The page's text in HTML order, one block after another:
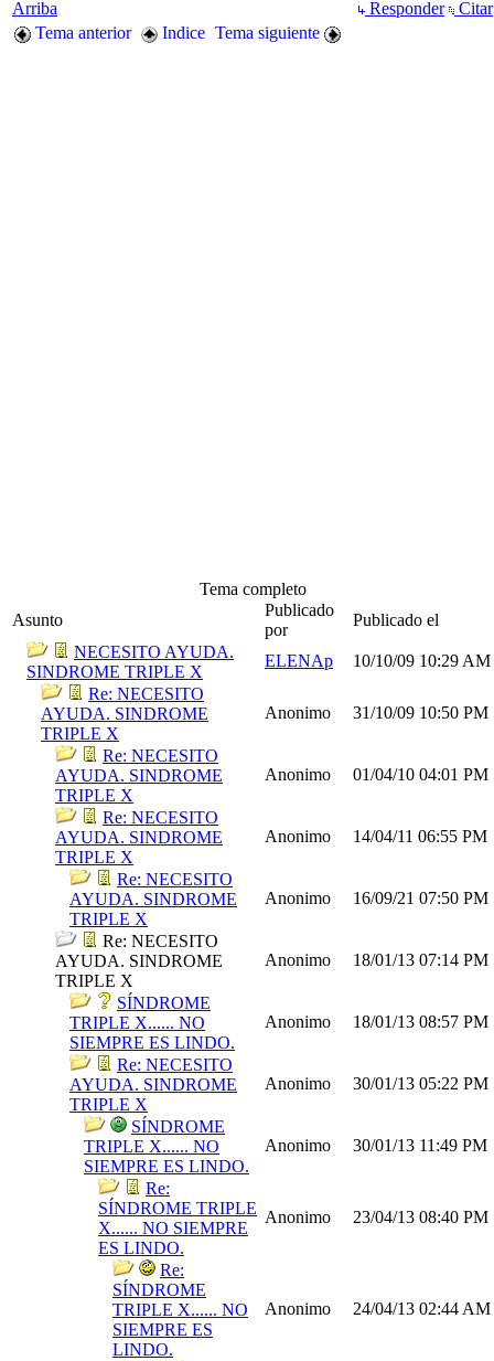
Arriba Responder
Citar
Tema anterior
Indice Tema siguiente
Tema completo
Asunto
Publicado
por
Publicado el
NECESITO AYUDA.
SINDROME TRIPLE X
ELENAp 10/10/09 10:29 AM
Re: NECESITO
AYUDA. SINDROME
TRIPLE X
Anonimo 31/10/09 10:50 PM
Re: NECESITO
AYUDA. SINDROME
TRIPLE X
Anonimo 01/04/10 04:01 PM
Re: NECESITO
AYUDA. SINDROME
TRIPLE X
Anonimo 14/04/11 06:55 PM
Re: NECESITO
AYUDA. SINDROME
TRIPLE X
Anonimo 16/09/21 07:50 PM
Re: NECESITO
AYUDA. SINDROME
TRIPLE X
Anonimo 18/01/13 07:14 PM
SÍNDROME
TRIPLE X...... NO
SIEMPRE ES LINDO.
Anonimo 18/01/13 08:57 PM
Re: NECESITO
AYUDA. SINDROME
TRIPLE X
Anonimo 30/01/13 05:22 PM
SÍNDROME
TRIPLE X...... NO
SIEMPRE ES LINDO.
Anonimo 30/01/13 11:49 PM
Re:
SÍNDROME TRIPLE
X...... NO SIEMPRE
ES LINDO.
Anonimo 23/04/13 08:40 PM
Re:
SÍNDROME
TRIPLE X...... NO
SIEMPRE ES
LINDO.
Anonimo 24/04/13 02:44 AM